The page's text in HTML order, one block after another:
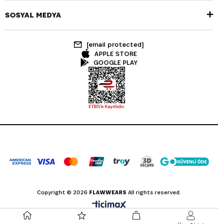
SOSYAL MEDYA
[email protected]
APPLE STORE
GOOGLE PLAY
Copyright © 2026 FLAWWEARS All rights reserved.